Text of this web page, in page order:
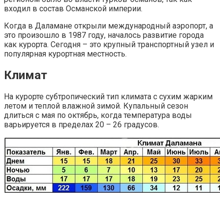
входил в состав Османской империи.
Когда в Даламане открыли международный аэропорт, а
это произошло в 1987 году, началось развитие города
как курорта. Сегодня – это крупный транспортный узел и
популярная курортная местность.
Климат
На курорте субтропический тип климата с сухим жарким
летом и теплой влажной зимой. Купальный сезон
длиться с мая по октябрь, когда температура воды
варьируется в пределах 20 – 26 градусов.